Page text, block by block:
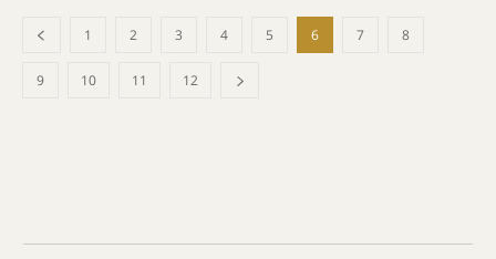
1 2 3 4 5 6 7 8
9 10 11 12